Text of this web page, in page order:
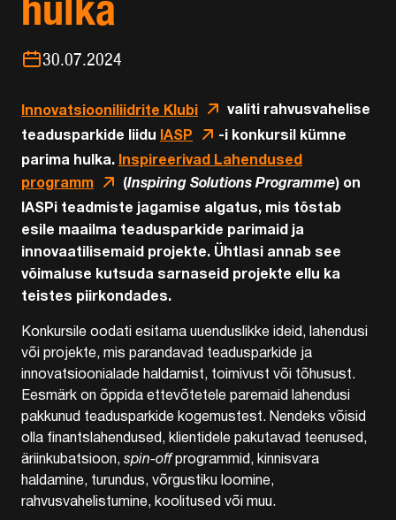
30.07.2024
Innovatsiooniliidrite Klubi
valiti rahvusvahelise
teadusparkide liiduIASP
-i konkursil kümne
parima hulka.Inspireerivad Lahendused
programm
(Inspiring Solutions Programme) on
IASPi teadmiste jagamise algatus, mis tõstab
esile maailma teadusparkide parimaid ja
innovaatilisemaid projekte. Ühtlasi annab see
võimaluse kutsuda sarnaseid projekte ellu ka
teistes piirkondades.
Konkursile oodati esitama uuenduslikke ideid, lahendusi
või projekte, mis parandavad teadusparkide ja
innovatsioonialade haldamist, toimivust või tõhusust.
Eesmärk on õppida ettevõtetele paremaid lahendusi
pakkunud teadusparkide kogemustest. Nendeks võisid
olla finantslahendused, klientidele pakutavad teenused,
äriinkubatsioon, spin-offprogrammid, kinnisvara
haldamine, turundus, võrgustiku loomine,
rahvusvahelistumine, koolitused või muu.